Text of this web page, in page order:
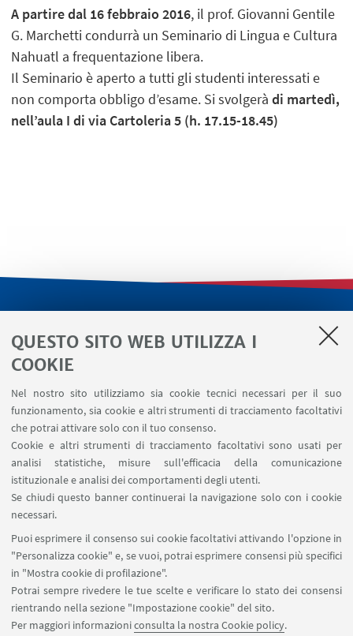
QUESTO SITO WEB UTILIZZA I
COOKIE
Nel nostro sito utilizziamo sia cookie tecnici necessari per il suo
funzionamento, sia cookie e altri strumenti di tracciamento facoltativi
che potrai attivare solo con il tuo consenso.
Cookie e altri strumenti di tracciamento facoltativi sono usati per
analisi statistiche, misure sull'efficacia della comunicazione
istituzionale e analisi dei comportamenti degli utenti.
Se chiudi questo banner continuerai la navigazione solo con i cookie
necessari.
Puoi esprimere il consenso sui cookie facoltativi attivando l'opzione in
"Personalizza cookie" e, se vuoi, potrai esprimere consensi più specifici
in "Mostra cookie di profilazione".
Potrai sempre rivedere le tue scelte e verificare lo stato dei consensi
rientrando nella sezione "Impostazione cookie" del sito.
Per maggiori informazioniconsulta la nostra Cookie policy.
A partire dal 16 febbraio 2016, il prof. Giovanni Gentile
G. Marchetti condurrà un Seminario di Lingua e Cultura
Nahuatl a frequentazione libera.
Il Seminario è aperto a tutti gli studenti interessati e
non comporta obbligo d’esame. Si svolgeràdi martedì,
nell’aula I di via Cartoleria 5 (h. 17.15-18.45)
Segnala un evento
Contatti
SEGUI IL DIPARTIMENTO SU:
SEGUI UNIBO SU:
APP: